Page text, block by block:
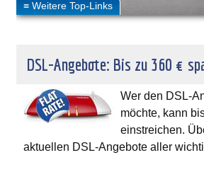
DSL-Angebote: Bis zu 360 €
Wer den DSL-
möchte, kann
einstreichen.
aktuellen DSL-Angebote aller